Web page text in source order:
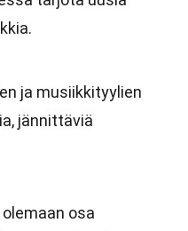
ja musiikkityylien
jännittäviä
osa